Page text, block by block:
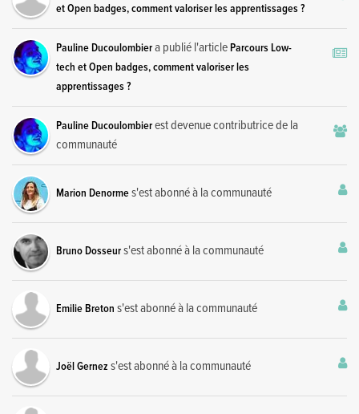
et Open badges, comment valoriser les apprentissages ?
Pauline Ducoulombiera publié l'articleParcours Low-
tech et Open badges, comment valoriser les
apprentissages ?
Pauline Ducoulombierest devenue contributrice de la
communauté
Marion Denormes'est abonné à la communauté
Bruno Dosseurs'est abonné à la communauté
Emilie Breton s'est abonné à la communauté
Joël Gernez s'est abonné à la communauté